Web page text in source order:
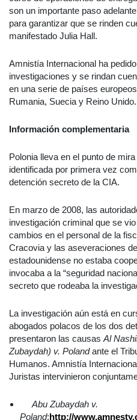
son un importante paso
para garantizar que se rinden
manifestado Julia Hall.
Amnistía Internacional ha
investigaciones y se rindan
en una serie de países
Rumania, Suecia y Reino Unido.
Información complementaria
Polonia lleva en el punto de
identificada por primera vez
detención secreto de la CIA.
En marzo de 2008, las
investigación criminal que se
cambios en el personal de la
Cracovia y las aseveraciones
estadounidense no estaba
invocaba a la “seguridad
secreto que rodeaba la
La investigación aún está en
abogados polacos de los dos
presentaron las causas Al
Zubaydah) v. Polandante el
Humanos. Amnistía
Juristas intervinieron
Abu Zubaydah v.
Poland:http://